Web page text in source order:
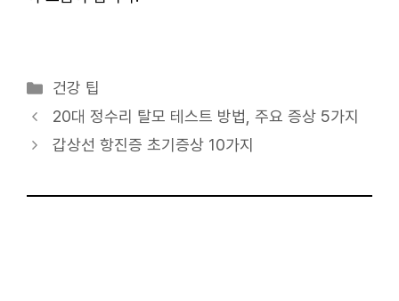
카
테
고
건강 팁
20대 정수리 탈모 테스트 방법, 주요 증상 5가지
갑상선 항진증 초기증상 10가지